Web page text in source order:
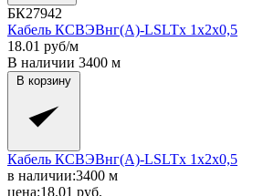
БК27942
Кабель КСВЭВнг(A)-LSLTx 1x2x0,5
18.01 руб/м
В наличии 3400 м
В корзину
Кабель КСВЭВнг(A)-LSLTx 1x2x0,5
в наличии:3400 м
цена:18.01 руб.